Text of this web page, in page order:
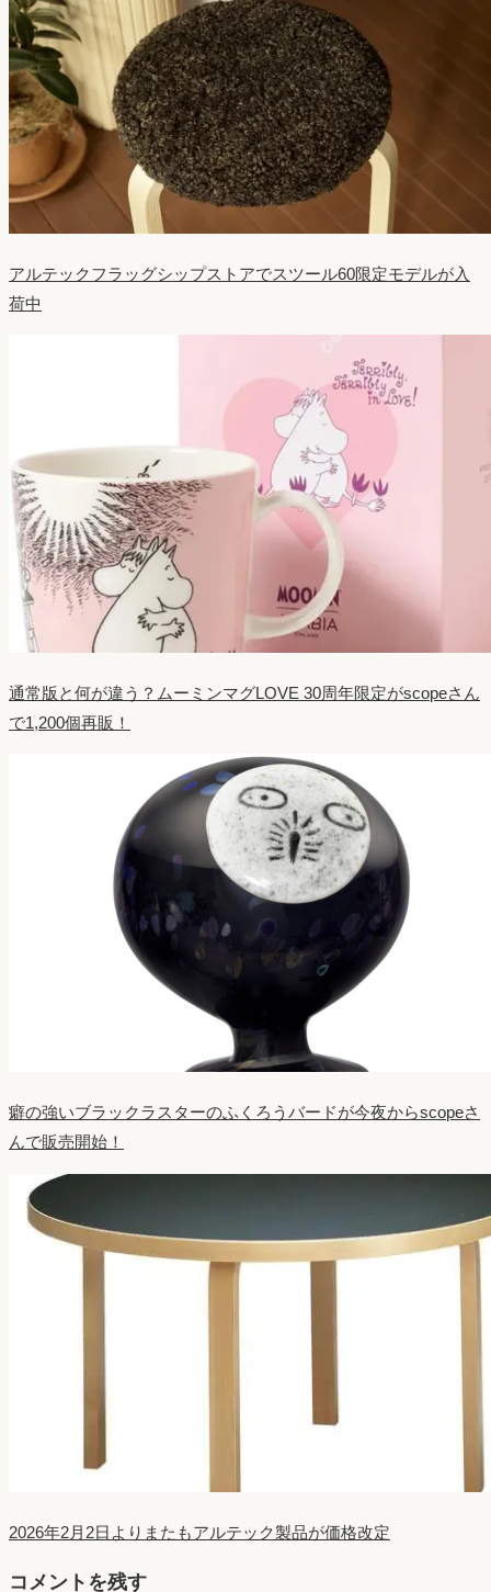
アルテックフラッグシップストアでスツール60限定モデルが入
荷中
通常版と何が違う？ムーミンマグLOVE 30周年限定がscopeさん
で1,200個再販！
癖の強いブラックラスターのふくろうバードが今夜からscopeさ
んで販売開始！
2026年2月2日よりまたもアルテック製品が価格改定
コメントを残す